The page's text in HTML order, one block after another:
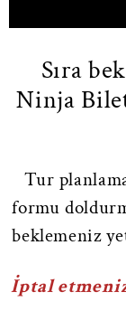
Sıra
Ninja
Tur
formu
beklemeniz
İptal